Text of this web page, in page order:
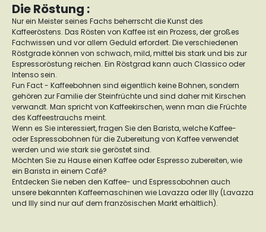
Die Röstung :
Nur ein Meister seines Fachs beherrscht die Kunst des
Kaffeeröstens. Das Rösten von Kaffee ist ein Prozess, der großes
Fachwissen und vor allem Geduld erfordert. Die verschiedenen
Röstgrade können von schwach, mild, mittel bis stark und bis zur
Espressoröstung reichen. Ein Röstgrad kann auch Classico oder
Intenso sein.
Fun Fact - Kaffeebohnen sind eigentlich keine Bohnen, sondern
gehören zur Familie der Steinfrüchte und sind daher mit Kirschen
verwandt. Man spricht von Kaffeekirschen, wenn man die Früchte
des Kaffeestrauchs meint.
Wenn es Sie interessiert, fragen Sie den Barista, welche Kaffee-
oder Espressobohnen für die Zubereitung von Kaffee verwendet
werden und wie stark sie geröstet sind.
Möchten Sie zu Hause einen Kaffee oder Espresso zubereiten, wie
ein Barista in einem Café?
Entdecken Sie neben den Kaffee- und Espressobohnen auch
unsere bekannten Kaffeemaschinen wie Lavazza oder Illy (Lavazza
und Illy sind nur auf dem französischen Markt erhältlich).